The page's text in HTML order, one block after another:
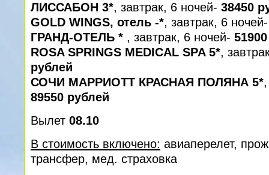
ЛИССАБОН 3*, завтрак, 6 ночей- 38450
GOLD WINGS, отель -*, завтрак, 6
ГРАНД-ОТЕЛЬ * , завтрак, 6 ночей-
ROSA SPRINGS MEDICAL SPA 5*,
рублей
СОЧИ МАРРИОТТ КРАСНАЯ ПОЛЯНА 5*
89550 рублей
Вылет 08.10
В стоимость включено: авиаперелет,
трансфер, мед. cтраховка